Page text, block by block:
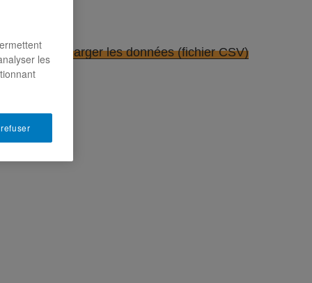
télécharger les données (fichier CSV)
les